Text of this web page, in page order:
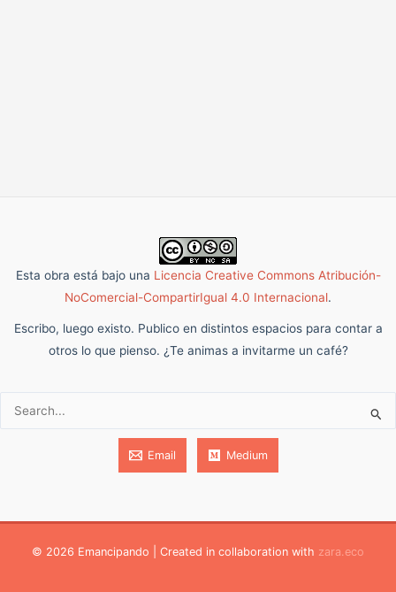
Esta obra está bajo una Licencia Creative Commons Atribución-
NoComercial-CompartirIgual 4.0 Internacional.
Escribo, luego existo. Publico en distintos espacios para contar a
otros lo que pienso. ¿Te animas a invitarme un café?
Buscar:
Email Medium
© 2026 Emancipando | Created in collaboration with zara.eco